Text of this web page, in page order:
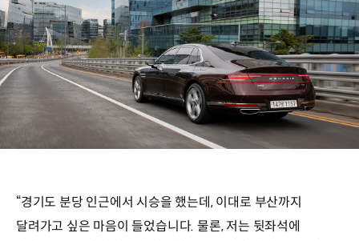
“경기도 분당 인근에서 시승을 했는데, 이대로 부산까지
달려가고 싶은 마음이 들었습니다. 물론, 저는 뒷좌석에